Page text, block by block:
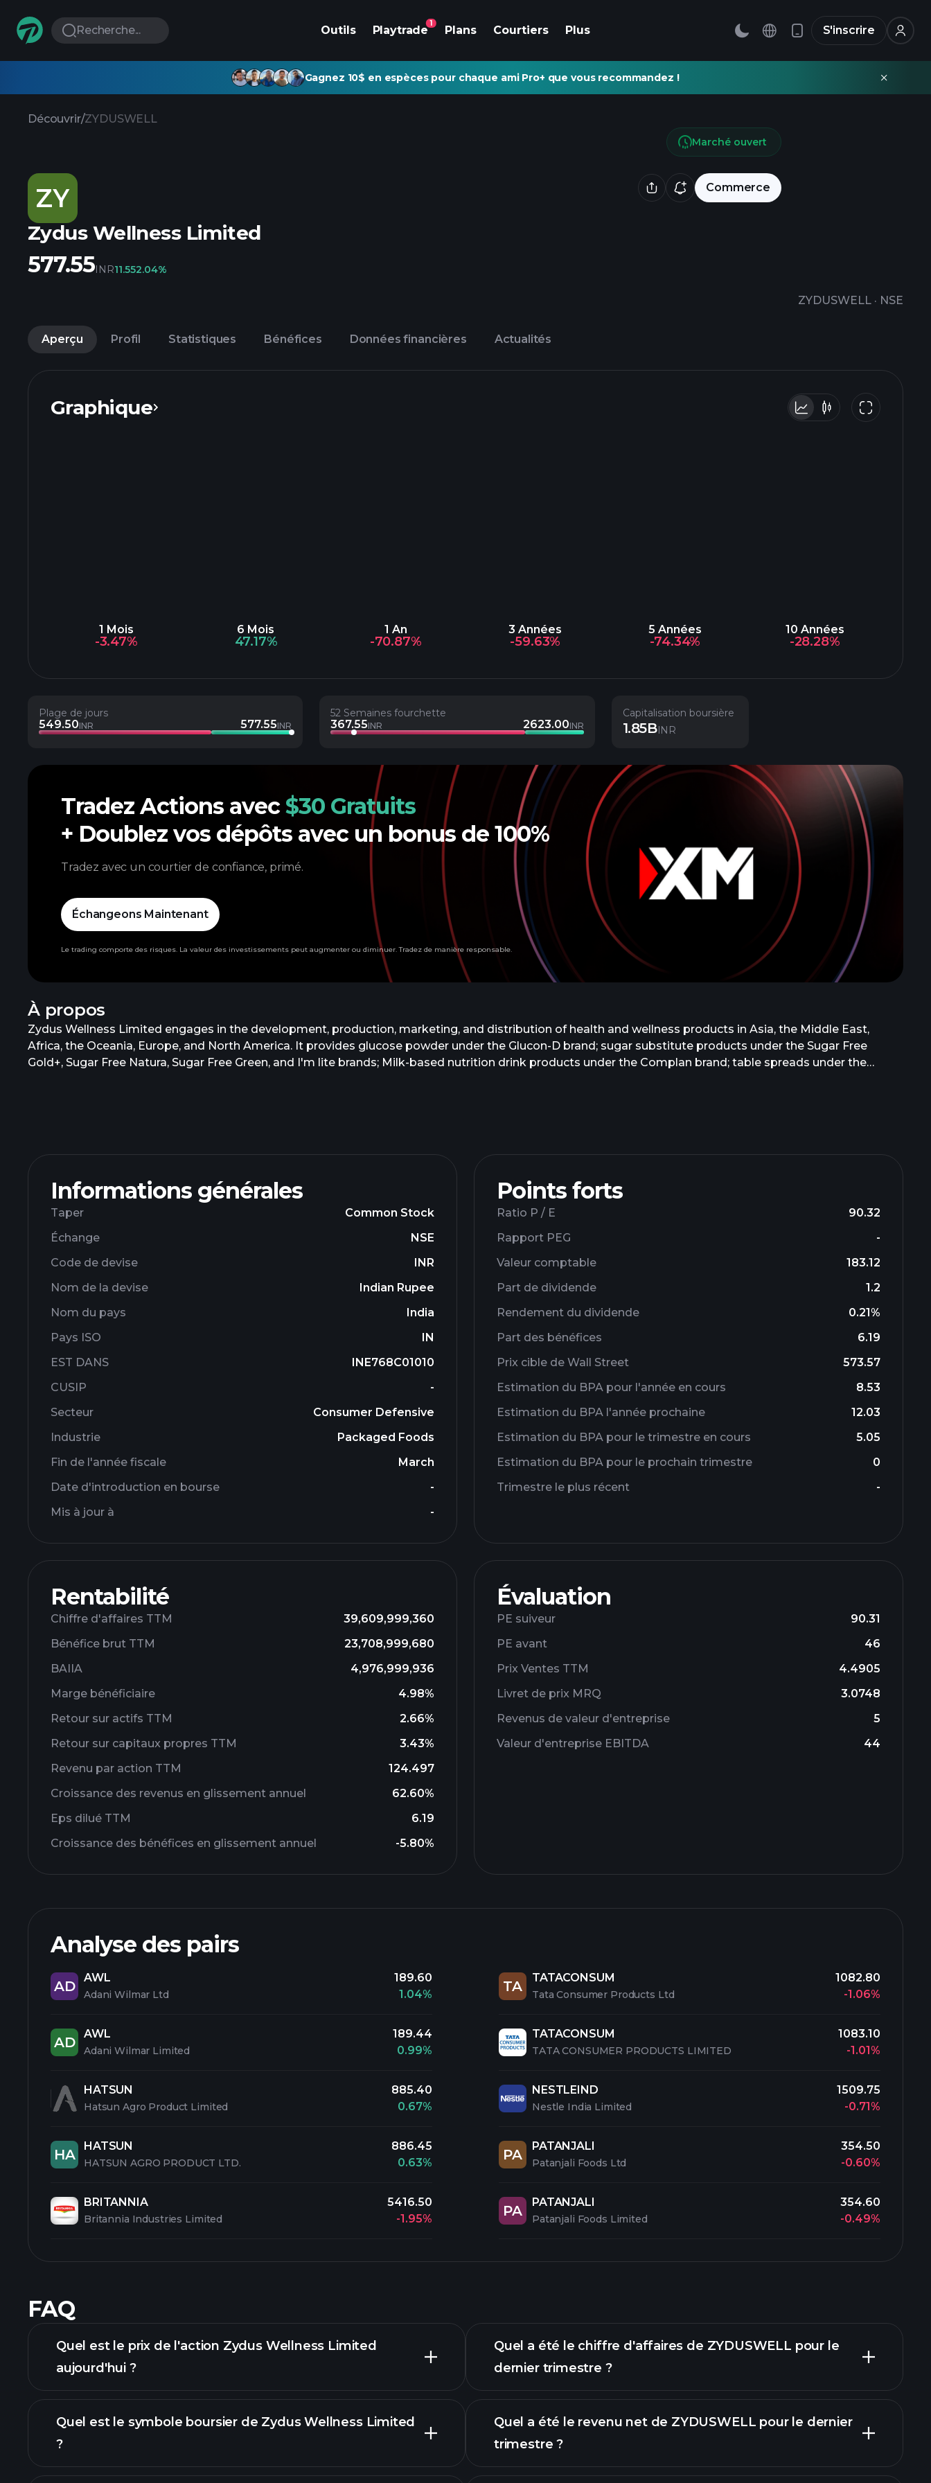
Recherche... Outils Playtrade
1
Plans Courtiers Plus S'inscrire
Gagnez 10$ en espèces pour chaque ami Pro+ que vous recommandez !
Découvrir/ZYDUSWELL
ZY Commerce
Zydus Wellness Limited
ZYDUSWELL · NSE
Marché ouvert
577.55INR11.552.04%
Aperçu Profil Statistiques Bénéfices Données financières Actualités
Graphique
1 Mois
-3.47%
6 Mois
47.17%
1 An
-70.87%
3 Années
-59.63%
5 Années
-74.34%
10 Années
-28.28%
Plage de jours
549.50INR 577.55INR
52 Semaines fourchette
367.55INR 2623.00INR
Capitalisation boursière
1.85BINR
À propos
Zydus Wellness Limited engages in the development, production, marketing, and distribution of health and wellness products in Asia, the Middle East,
Africa, the Oceania, Europe, and North America. It provides glucose powder under the Glucon-D brand; sugar substitute products under the Sugar Free
Gold+, Sugar Free Natura, Sugar Free Green, and I'm lite brands; Milk-based nutrition drink products under the Complan brand; table spreads under the
changed its name to Zydus Wellness Limited in January 2009. The company was founded in 1988 and is headquartered in Ahmedabad, India. Zydus
Wellness Limited operates as a subsidiary of Zydus Lifesciences Limited.
Informations générales
Taper
Common Stock
Échange
NSE
Code de devise
INR
Nom de la devise
Indian Rupee
Nom du pays
India
Pays ISO
IN
EST DANS
INE768C01010
CUSIP
-
Secteur
Consumer Defensive
Industrie
Packaged Foods
Fin de l'année fiscale
March
Date d'introduction en bourse
-
Mis à jour à
-
Points forts
Ratio P / E
90.32
Rapport PEG
-
Valeur comptable
183.12
Part de dividende
1.2
Rendement du dividende
0.21%
Part des bénéfices
6.19
Prix ​​cible de Wall Street
573.57
Estimation du BPA pour l'année en cours
8.53
Estimation du BPA l'année prochaine
12.03
Estimation du BPA pour le trimestre en cours
5.05
Estimation du BPA pour le prochain trimestre
0
Trimestre le plus récent
-
Rentabilité
Chiffre d'affaires TTM
39,609,999,360
Bénéfice brut TTM
23,708,999,680
BAIIA
4,976,999,936
Marge bénéficiaire
4.98%
Retour sur actifs TTM
2.66%
Retour sur capitaux propres TTM
3.43%
Revenu par action TTM
124.497
Croissance des revenus en glissement annuel
62.60%
Eps dilué TTM
6.19
Croissance des bénéfices en glissement annuel
-5.80%
Évaluation
PE suiveur
90.31
PE avant
46
Prix ​​Ventes TTM
4.4905
Livret de prix MRQ
3.0748
Revenus de valeur d'entreprise
5
Valeur d'entreprise EBITDA
44
Analyse des pairs
AD
AWL
Adani Wilmar Ltd
189.60
1.04%
AD
AWL
Adani Wilmar Limited
189.44
0.99%
HATSUN
Hatsun Agro Product Limited
885.40
0.67%
HA
HATSUN
HATSUN AGRO PRODUCT LTD.
886.45
0.63%
BRITANNIA
Britannia Industries Limited
5416.50
-1.95%
TA
TATACONSUM
Tata Consumer Products Ltd
1082.80
-1.06%
TATACONSUM
TATA CONSUMER PRODUCTS LIMITED
1083.10
-1.01%
NESTLEIND
Nestle India Limited
1509.75
-0.71%
PA
PATANJALI
Patanjali Foods Ltd
354.50
-0.60%
PA
PATANJALI
Patanjali Foods Limited
354.60
-0.49%
Tradez Actions avec$30 Gratuits
+ Doublez vos dépôts avec un bonus de 100%
Tradez avec un courtier de confiance, primé.
Échangeons Maintenant
Le trading comporte des risques. La valeur des investissements peut augmenter ou diminuer. Tradez de manière responsable.
FAQ
Quel est le prix de l'action Zydus Wellness Limited
aujourd'hui ?
graphique avancé
Quel est le symbole boursier de Zydus Wellness Limited
?
Quel a été le chiffre d'affaires de ZYDUSWELL pour le
dernier trimestre ?
Quel a été le revenu net de ZYDUSWELL pour le dernier
trimestre ?